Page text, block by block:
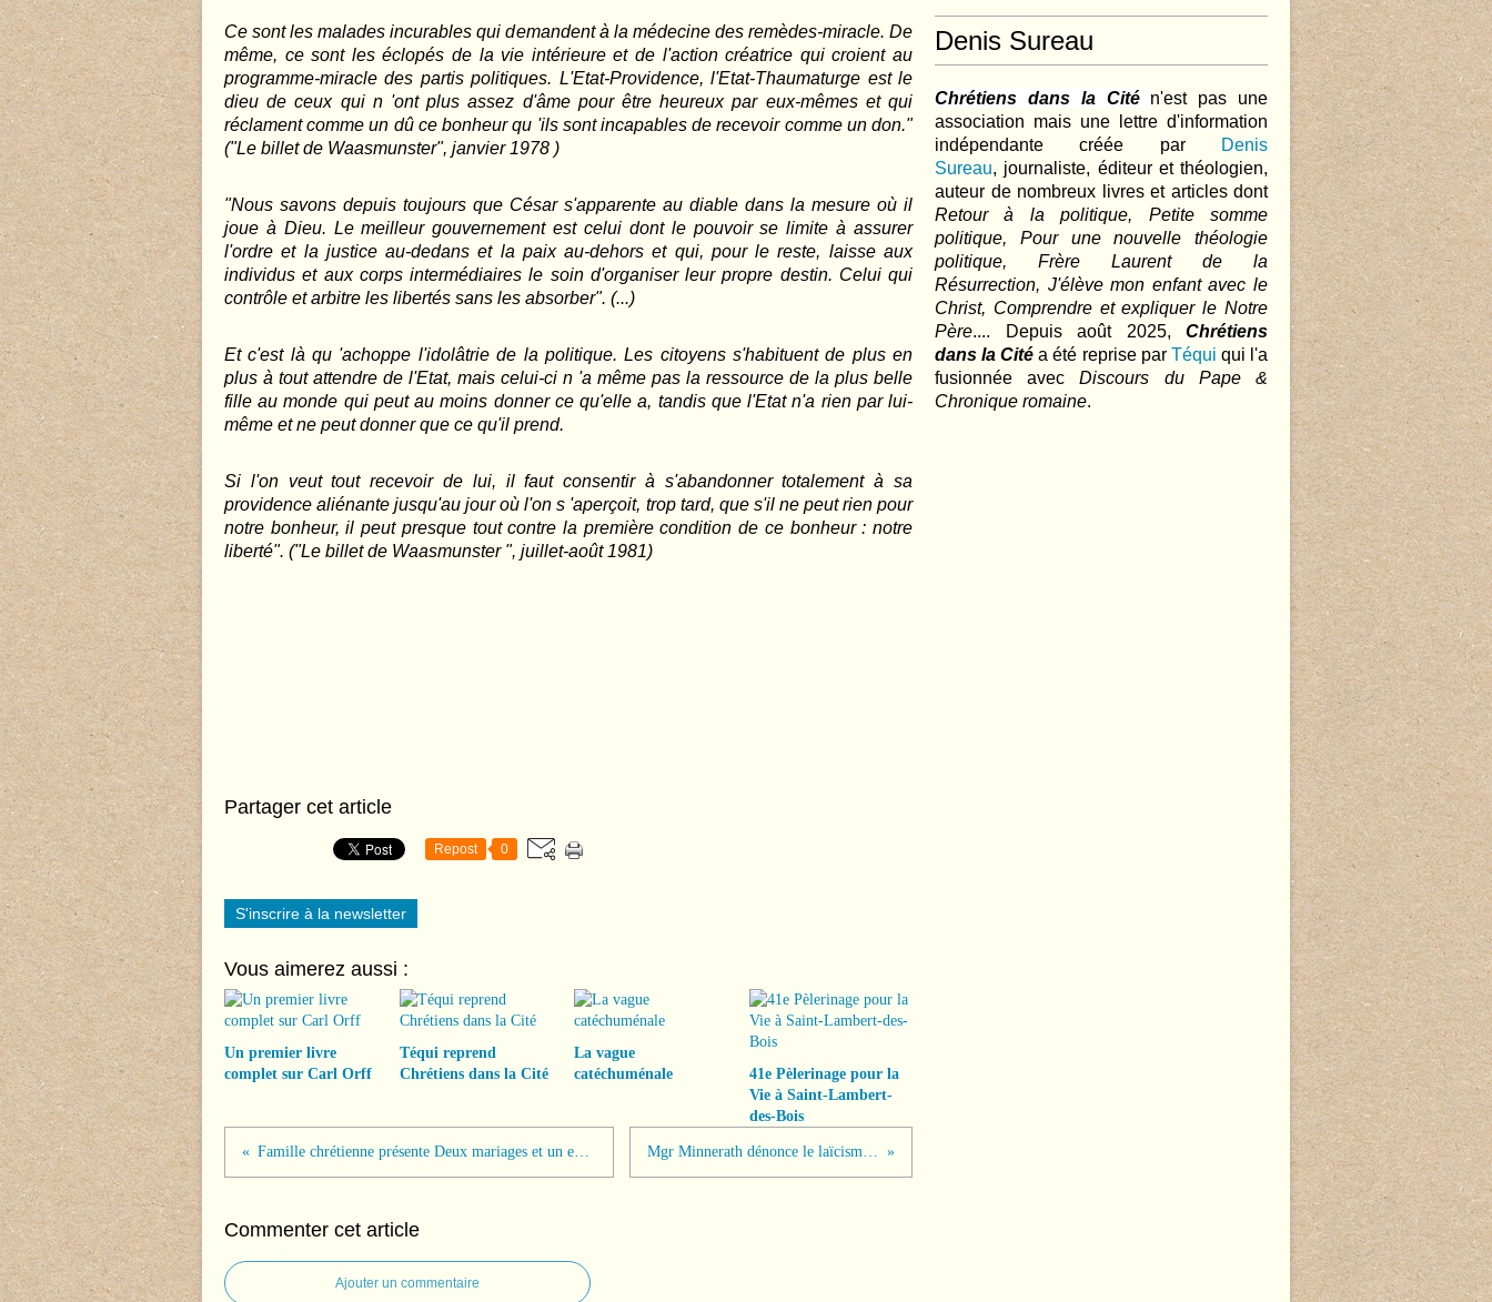
Ce sont les malades incurables qui demandent à la médecine des remèdes-miracle. De
même, ce sont les éclopés de la vie intérieure et de l'action créatrice qui croient au
programme-miracle des partis politiques. L'Etat-Providence, l'Etat-Thaumaturge est le
dieu de ceux qui n 'ont plus assez d'âme pour être heureux par eux-mêmes et qui
réclament comme un dû ce bonheur qu 'ils sont incapables de recevoir comme un don."
("Le billet de Waasmunster", janvier 1978 )
"Nous savons depuis toujours que César s'apparente au diable dans la mesure où il
joue à Dieu. Le meilleur gouvernement est celui dont le pouvoir se limite à assurer
l'ordre et la justice au-dedans et la paix au-dehors et qui, pour le reste, laisse aux
individus et aux corps intermédiaires le soin d'organiser leur propre destin. Celui qui
contrôle et arbitre les libertés sans les absorber". (...)
Et c'est là qu 'achoppe l'idolâtrie de la politique. Les citoyens s'habituent de plus en
plus à tout attendre de l'Etat, mais celui-ci n 'a même pas la ressource de la plus belle
fille au monde qui peut au moins donner ce qu'elle a, tandis que l'Etat n'a rien par lui-
même et ne peut donner que ce qu'il prend.
Si l'on veut tout recevoir de lui, il faut consentir à s'abandonner totalement à sa
providence aliénante jusqu'au jour où l'on s 'aperçoit, trop tard, que s'il ne peut rien pour
notre bonheur, il peut presque tout contre la première condition de ce bonheur : notre
liberté". ("Le billet de Waasmunster ", juillet-août 1981)
Partager cet article
Repost 0
S'inscrire à la newsletter
Vous aimerez aussi :
Un premier livre
complet sur Carl Orff
Téqui reprend
Chrétiens dans la Cité
La vague
catéchuménale
41e Pèlerinage pour la
Vie à Saint-Lambert-
des-Bois
Famille chrétienne présente Deux mariages et un enterrement Mgr Minnerath dénonce le laïcisme d'Etat
Commenter cet article
Ajouter un commentaire
Denis Sureau
Chrétiens dans la Cité
n'est pas une
association mais une lettre d'information
indépendante créée par
Denis
Sureau, journaliste, éditeur et théologien,
auteur de nombreux livres et articles dont
Retour à la politique, Petite somme
politique, Pour une nouvelle théologie
politique, Frère Laurent de la
Résurrection, J'élève mon enfant avec le
Christ, Comprendre et expliquer le Notre
Père.... Depuis août 2025, Chrétiens
dans la Cité a été reprise par Téqui qui l'a
fusionnée avecDiscours du Pape &
Chronique romaine.